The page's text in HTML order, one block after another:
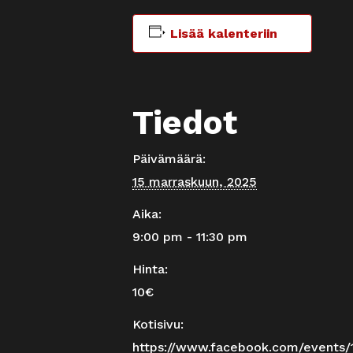
Lisää kalenteriin
Tiedot
Päivämäärä:
15 marraskuun, 2025
Aika:
9:00 pm - 11:30 pm
Hinta:
10€
Kotisivu:
https://www.facebook.com/events/